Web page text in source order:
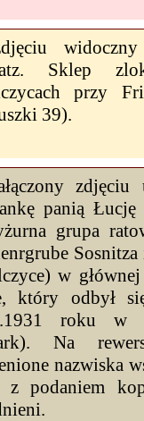
Sklep
przy
39).
zdjęciu
panią
grupa
w
który odbył
roku w
Na
nazwiska
z podaniem